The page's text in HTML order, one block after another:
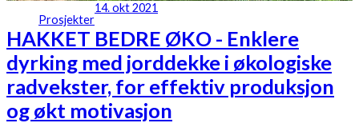
Prosjekter
14. okt 2021
HAKKET BEDRE ØKO - Enklere
dyrking med jorddekke i økologiske
radvekster, for effektiv produksjon
og økt motivasjon